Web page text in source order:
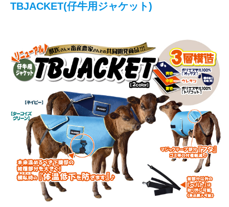
TBJACKET(仔牛用ジャケット)